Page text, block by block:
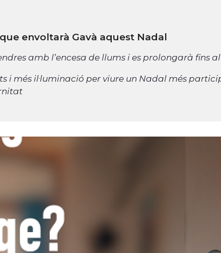
envoltarà Gavà aquest Nadal
amb l’encesa de llums i es prolongarà fins
i més il·luminació per viure un Nadal més